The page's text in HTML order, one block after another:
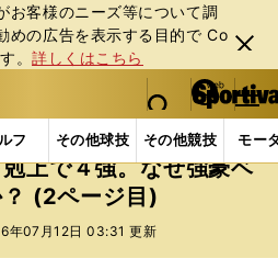
お客様のニーズ等について調
めの広告を表⽰する⽬的で Co
。詳しくはこちら
閉じ
る
web Sportiva (webスポルティーバ)
検索
マイペ
ー
ジ
メニュ
フ その他球技 その他競技 モー
海外サッカー 海外サッカー
上で４強。なぜ強豪ベ
(2ページ目)
年07月12日 03:31 更新